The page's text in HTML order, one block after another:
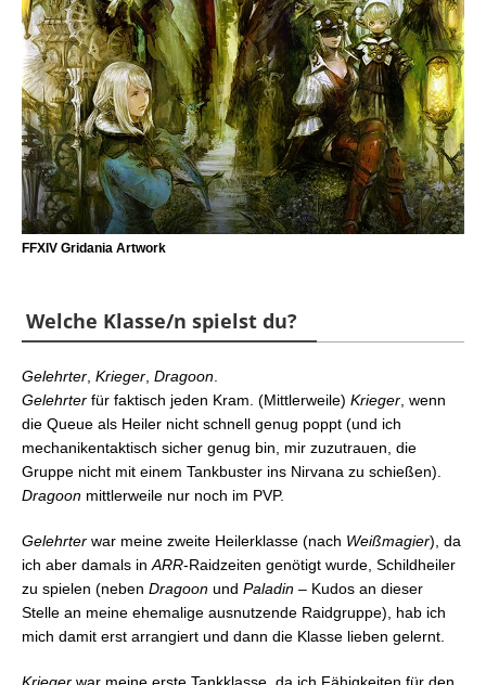
FFXIV Gridania Artwork
Welche Klasse/n spielst du?
Gelehrter, Krieger, Dragoon.
Gelehrter für faktisch jeden Kram. (Mittlerweile) Krieger, wenn
die Queue als Heiler nicht schnell genug poppt (und ich
mechanikentaktisch sicher genug bin, mir zuzutrauen, die
Gruppe nicht mit einem Tankbuster ins Nirvana zu schießen).
Dragoon mittlerweile nur noch im PVP.
Gelehrter war meine zweite Heilerklasse (nach Weißmagier), da
ich aber damals inARR-Raidzeiten genötigt wurde, Schildheiler
zu spielen (neben Dragoon und Paladin – Kudos an dieser
Stelle an meine ehemalige ausnutzende Raidgruppe), hab ich
mich damit erst arrangiert und dann die Klasse lieben gelernt.